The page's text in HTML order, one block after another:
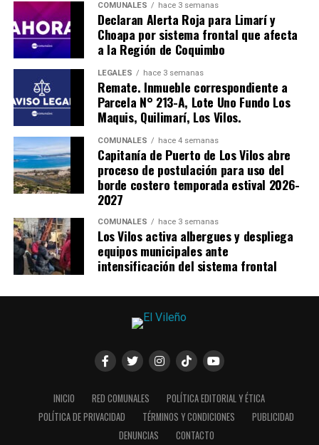
COMUNALES hace 3 semanas
Declaran Alerta Roja para Limarí y
Choapa por sistema frontal que afecta
a la Región de Coquimbo
LEGALES hace 3 semanas
Remate. Inmueble correspondiente a
Parcela N° 213-A, Lote Uno Fundo Los
Maquis, Quilimarí, Los Vilos.
COMUNALES hace 4 semanas
Capitanía de Puerto de Los Vilos abre
proceso de postulación para uso del
borde costero temporada estival 2026-
2027
COMUNALES hace 3 semanas
Los Vilos activa albergues y despliega
equipos municipales ante
intensificación del sistema frontal
INICIO RED COMUNALES
POLÍTICA EDITORIAL Y ÉTICA
POLÍTICA DE PRIVACIDAD
TÉRMINOS Y CONDICIONES
PUBLICIDAD
DENUNCIAS
CONTACTO